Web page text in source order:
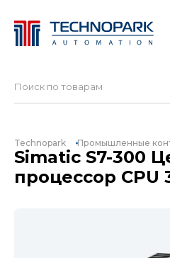
Technopark Промышленные
Simatic S7-300
процессор CPU